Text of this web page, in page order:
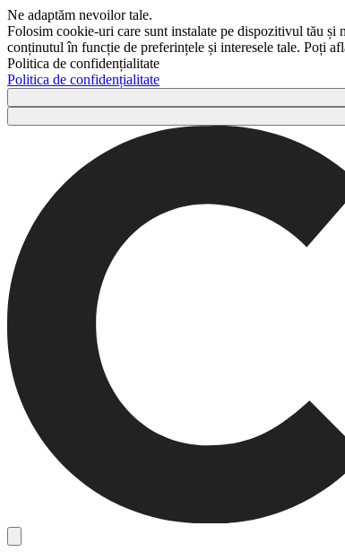
Ne adaptăm nevoilor tale.
Folosim cookie-uri care sunt instalate pe dispozitivul tău și
conținutul în funcție de preferințele și interesele tale. Poți
Politica de confidențialitate
Politica de confidențialitate